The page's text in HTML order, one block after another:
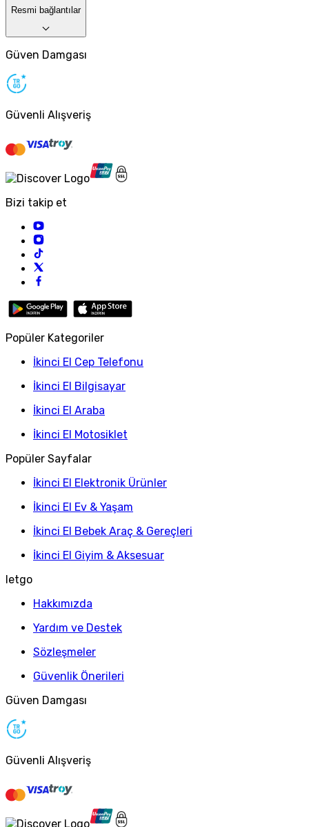
Resmi bağlantılar
Güven Damgası
Güvenli Alışveriş
Bizi takip et
Popüler Kategoriler
İkinci El Cep Telefonu
İkinci El Bilgisayar
İkinci El Araba
İkinci El Motosiklet
Popüler Sayfalar
İkinci El Elektronik Ürünler
İkinci El Ev & Yaşam
İkinci El Bebek Araç & Gereçleri
İkinci El Giyim & Aksesuar
letgo
Hakkımızda
Yardım ve Destek
Sözleşmeler
Güvenlik Önerileri
Güven Damgası
Güvenli Alışveriş